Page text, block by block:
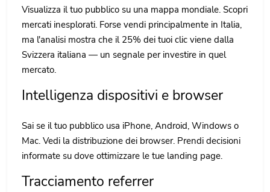
Visualizza il tuo pubblico su una mappa mondiale. Scopri
mercati inesplorati. Forse vendi principalmente in Italia,
ma l'analisi mostra che il 25% dei tuoi clic viene dalla
Svizzera italiana — un segnale per investire in quel
mercato.
Intelligenza dispositivi e browser
Sai se il tuo pubblico usa iPhone, Android, Windows o
Mac. Vedi la distribuzione dei browser. Prendi decisioni
informate su dove ottimizzare le tue landing page.
Tracciamento referrer